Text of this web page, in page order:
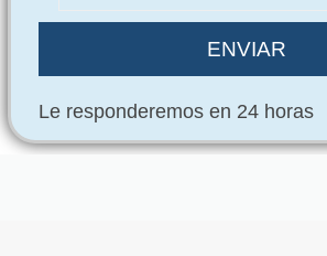
Le responderemos en 24 horas